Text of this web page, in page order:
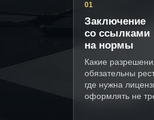
01
Заключение
со ссылками
на нормы
Какие
обязательны
где нужна
оформлять не